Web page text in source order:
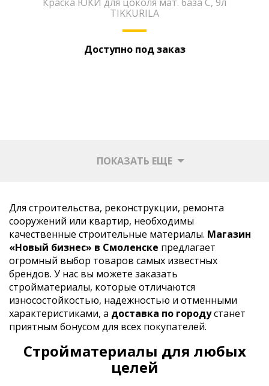
TIKKURILA
Доступно под заказ
ПОКАЗАТЬ ЕЩЕ
Для строительства, реконструкции, ремонта
сооружений или квартир, необходимы
качественные строительные материалы. Магазин
«Новый бизнес» в Смоленске предлагает
огромный выбор товаров самых известных
брендов. У нас вы можете заказать
стройматериалы, которые отличаются
износостойкостью, надежностью и отменными
характеристиками, а доставка по городустанет
приятным бонусом для всех покупателей.
Стройматериалы для любых
целей